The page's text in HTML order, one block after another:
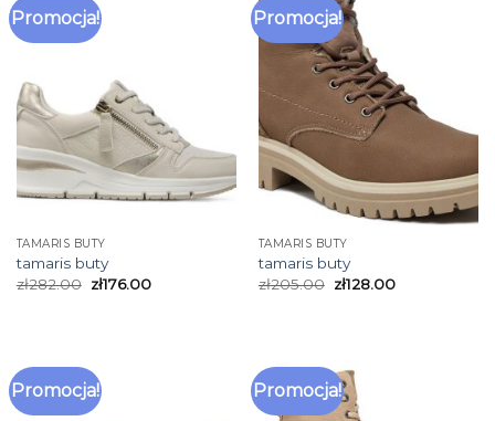
Promocja!
TAMARIS BUTY
tamaris buty
zł282.00 zł176.00
Promocja!
TAMARIS BUTY
tamaris buty
zł205.00 zł128.00
Promocja! Promocja!